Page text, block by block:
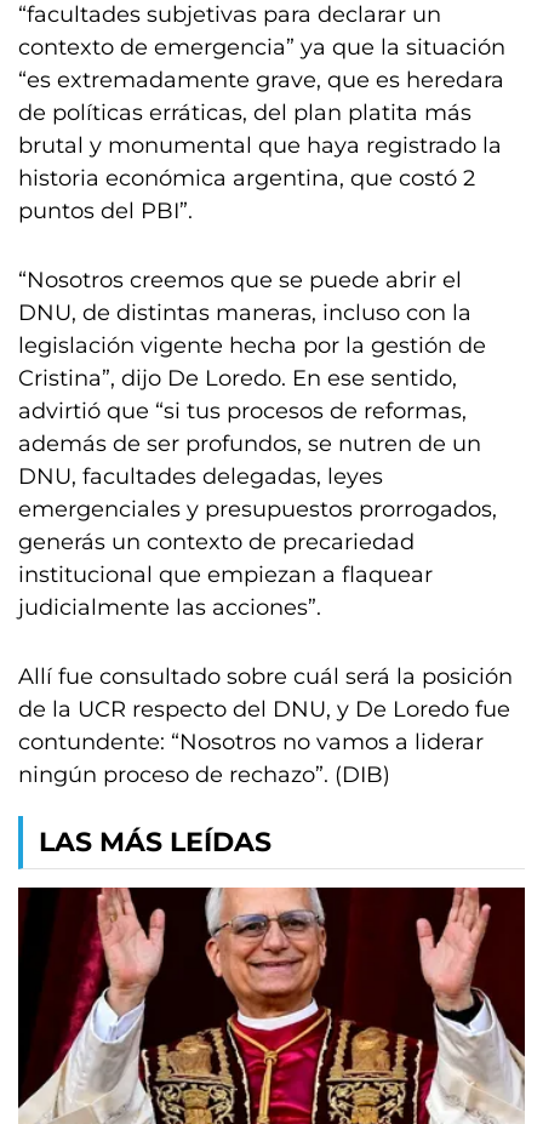
“facultades subjetivas para declarar un
contexto de emergencia” ya que la situación
“es extremadamente grave, que es heredara
de políticas erráticas, del plan platita más
brutal y monumental que haya registrado la
historia económica argentina, que costó 2
puntos del PBI”.
“Nosotros creemos que se puede abrir el
DNU, de distintas maneras, incluso con la
legislación vigente hecha por la gestión de
Cristina”, dijo De Loredo. En ese sentido,
advirtió que “si tus procesos de reformas,
además de ser profundos, se nutren de un
DNU, facultades delegadas, leyes
emergenciales y presupuestos prorrogados,
generás un contexto de precariedad
institucional que empiezan a flaquear
judicialmente las acciones”.
Allí fue consultado sobre cuál será la posición
de la UCR respecto del DNU, y De Loredo fue
contundente: “Nosotros no vamos a liderar
ningún proceso de rechazo”. (DIB)
LAS MÁS LEÍDAS